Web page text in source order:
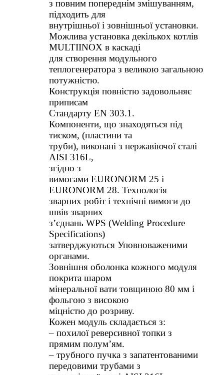
з повним попереднім змішуванням,
підходить для
внутрішньої і зовнішньої установки.
Можлива установка декількох котлів
MULTIINOX в каскаді
для створення модульного
теплогенератора з великою загальною
потужністю.
Конструкція повністю задовольняє
приписам
Стандарту EN 303.1.
Компоненти, що знаходяться під
тиском, (пластини та
труби), виконані з нержавіючої сталі
AISI 316L,
згідно з
вимогами EURONORM 25 і
EURONORM 28. Технологія
зварних робіт і технічні вимоги до
швів зварних
з’єднань WPS (Welding Procedure
Specifications)
затверджуються Уповноваженими
органами.
Зовнішня оболонка кожного модуля
покрита шаром
мінеральної вати товщиною 80 мм і
фольгою з високою
міцністю до розриву.
Кожен модуль складається з:
– похилої реверсивної топки з
прямим полум’ям.
– трубного пучка з запатентованими
передовими трубами з